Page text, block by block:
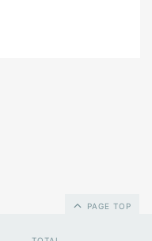
PAGE TOP